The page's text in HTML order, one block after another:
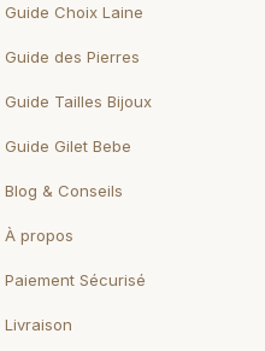
Guide Choix Laine
Guide des Pierres
Guide Tailles Bijoux
Guide Gilet Bebe
Blog & Conseils
À propos
Paiement Sécurisé
Livraison